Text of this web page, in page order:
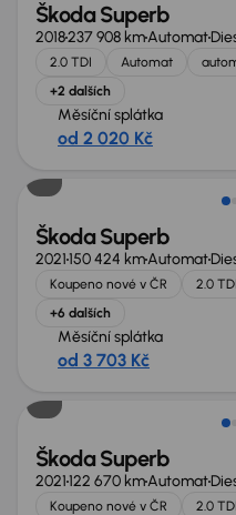
Škoda Superb
2018237 908 kmAutomat
2.0 TDI Automat
+2 dalších
Měsíční splátka
od 2 020 Kč
Škoda Superb
2021150 424 kmAutomat
Koupeno nové v ČR 2.0 TDI
+6 dalších
Měsíční splátka
od 3 703 Kč
Možnost odpočtu DPH
Škoda Superb
2021122 670 kmAutomat
Koupeno nové v ČR 2.0 TDI